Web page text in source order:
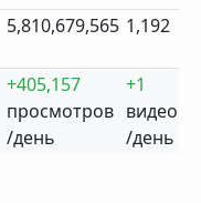
5,810,679,565 1,192
+405,157
просмотров
/день
+1
видео
/день